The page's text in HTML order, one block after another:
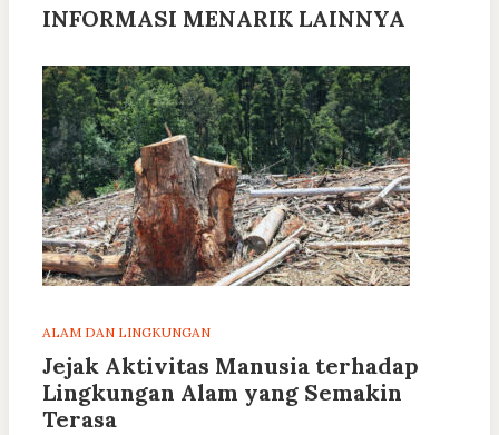
INFORMASI MENARIK LAINNYA
ALAM DAN LINGKUNGAN
Jejak Aktivitas Manusia terhadap
Lingkungan Alam yang Semakin
Terasa